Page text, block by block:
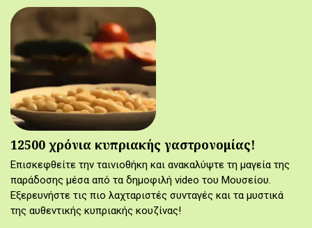
12500 χρόνια κυπριακής γαστρονομίας!
Επισκεφθείτε την ταινιοθήκη και ανακαλύψτε τη μαγεία της
παράδοσης μέσα από τα δημοφιλή video του Μουσείου.
Εξερευνήστε τις πιο λαχταριστές συνταγές και τα μυστικά
της αυθεντικής κυπριακής κουζίνας!